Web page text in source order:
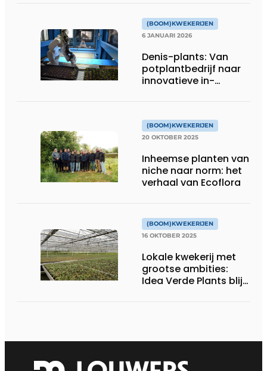
(BOOM)KWEKERIJEN
6 JANUARI 2026
Denis-plants: Van
potplantbedrijf naar
innovatieve in-
(BOOM)KWEKERIJEN
20 OKTOBER 2025
Inheemse planten van
niche naar norm: het
verhaal van Ecoflora
(BOOM)KWEKERIJEN
16 OKTOBER 2025
Lokale kwekerij met
grootse ambities:
Idea Verde Plants blijft